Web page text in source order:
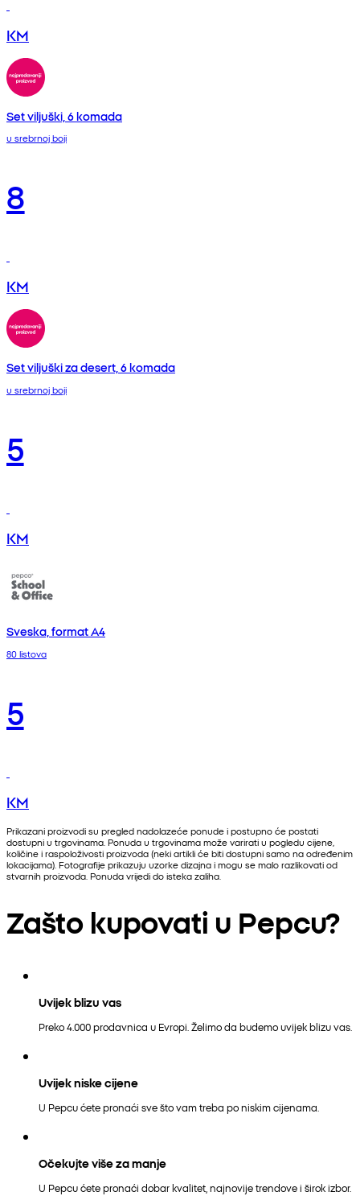
KM
Set viljuški, 6 komada
u srebrnoj boji
8
KM
Set viljuški za desert, 6 komada
u srebrnoj boji
5
KM
Sveska, format A4
80 listova
5
KM
Prikazani proizvodi su pregled nadolazeće ponude i postupno će postati
dostupni u trgovinama. Ponuda u trgovinama može varirati u pogledu cijene,
količine i raspoloživosti proizvoda (neki artikli će biti dostupni samo na određenim
lokacijama). Fotografije prikazuju uzorke dizajna i mogu se malo razlikovati od
stvarnih proizvoda. Ponuda vrijedi do isteka zaliha.
Zašto kupovati u Pepcu?
Uvijek blizu vas
Preko 4.000 prodavnica u Evropi. Želimo da budemo uvijek blizu vas.
Uvijek niske cijene
U Pepcu ćete pronaći sve što vam treba po niskim cijenama.
Očekujte više za manje
U Pepcu ćete pronaći dobar kvalitet, najnovije trendove i širok izbor.